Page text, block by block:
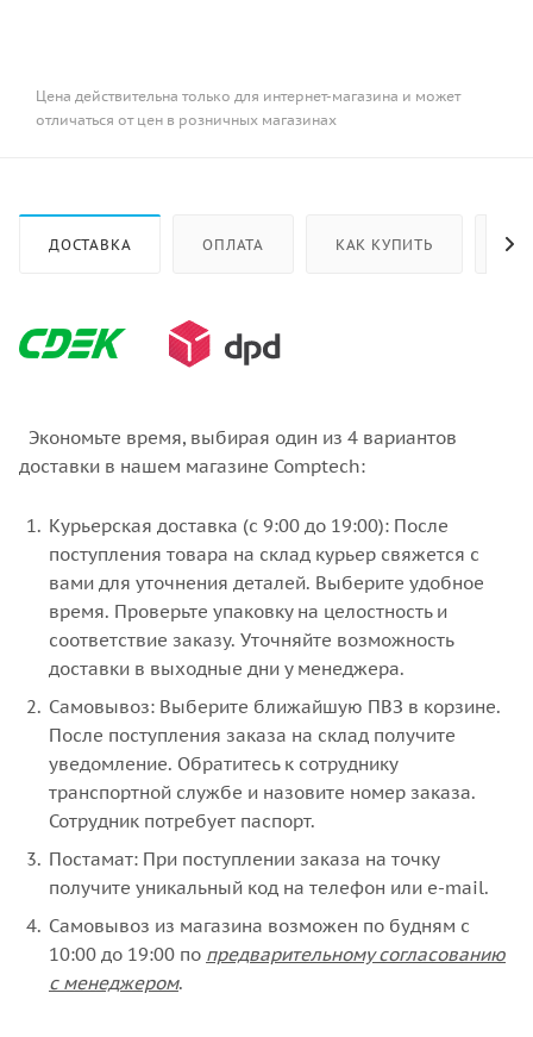
Цена действительна только для интернет-магазина и может
отличаться от цен в розничных магазинах
ДОСТАВКА ОПЛАТА КАК КУПИТЬ
Экономьте время, выбирая один из 4 вариантов
доставки в нашем магазине Comptech:
Курьерская доставка (с 9:00 до 19:00): После
поступления товара на склад курьер свяжется с
вами для уточнения деталей. Выберите удобное
время. Проверьте упаковку на целостность и
соответствие заказу. Уточняйте возможность
доставки в выходные дни у менеджера.
Самовывоз: Выберите ближайшую ПВЗ в корзине.
После поступления заказа на склад получите
уведомление. Обратитесь к сотруднику
транспортной службе и назовите номер заказа.
Сотрудник потребует паспорт.
Постамат: При поступлении заказа на точку
получите уникальный код на телефон или e-mail.
Самовывоз из магазина возможен по будням с
10:00 до 19:00 по предварительному согласованию
с менеджером.